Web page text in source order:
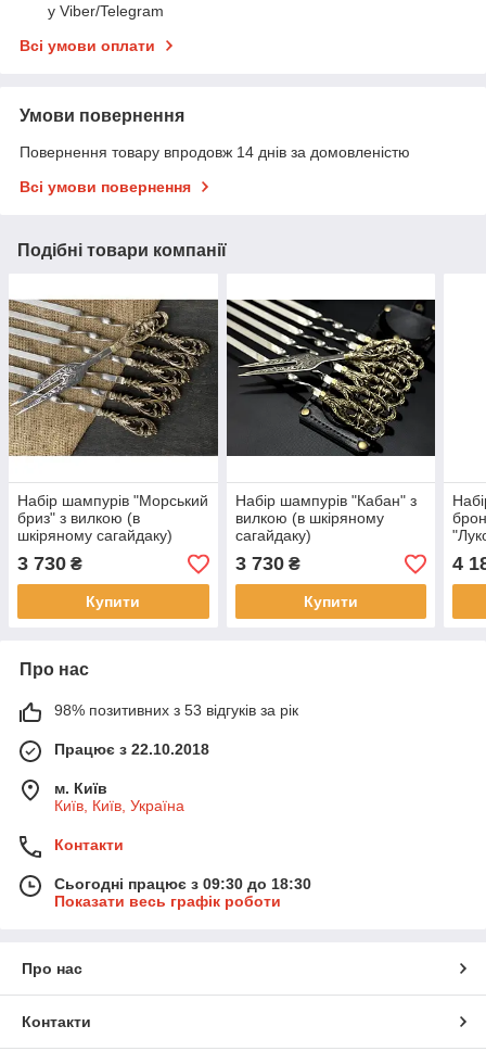
у Viber/Telegram
Всі умови оплати
Умови повернення
Повернення товару впродовж 14 днів за домовленістю
Всі умови повернення
Подібні товари компанії
Набір шампурів "Морський
бриз" з вилкою (в
шкіряному сагайдаку)
3 730 ₴
Купити
Набір шампурів "Кабан" з
вилкою (в шкіряному
сагайдаку)
3 730₴
Купити
4
Про нас
98% позитивних з 53 відгуків за рік
Працює з 22.10.2018
м. Київ
Київ, Київ, Україна
Контакти
Сьогодні працює з 09:30 до 18:30
Показати весь графік роботи
Про нас
Контакти